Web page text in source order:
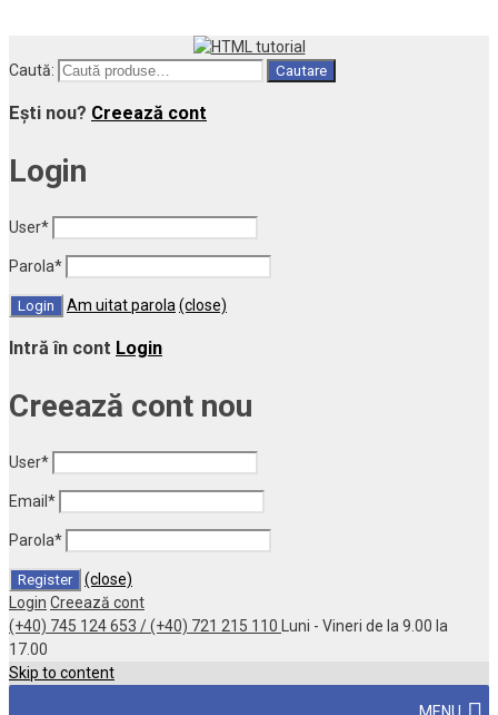
Caută: Cautare
Ești nou? Creează cont
Login
User*
Parola*
Am uitat parola (close)
Intră în cont Login
Creează cont nou
User*
Email *
Parola*
(close)
Login Creează cont
(+40) 745 124 653 / (+40) 721 215 110
Luni - Vineri de la 9.00 la
17.00
Skip to content